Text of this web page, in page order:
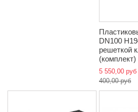
DN100
решеткой
(комплект)
5 550,00 руб
400,00 руб